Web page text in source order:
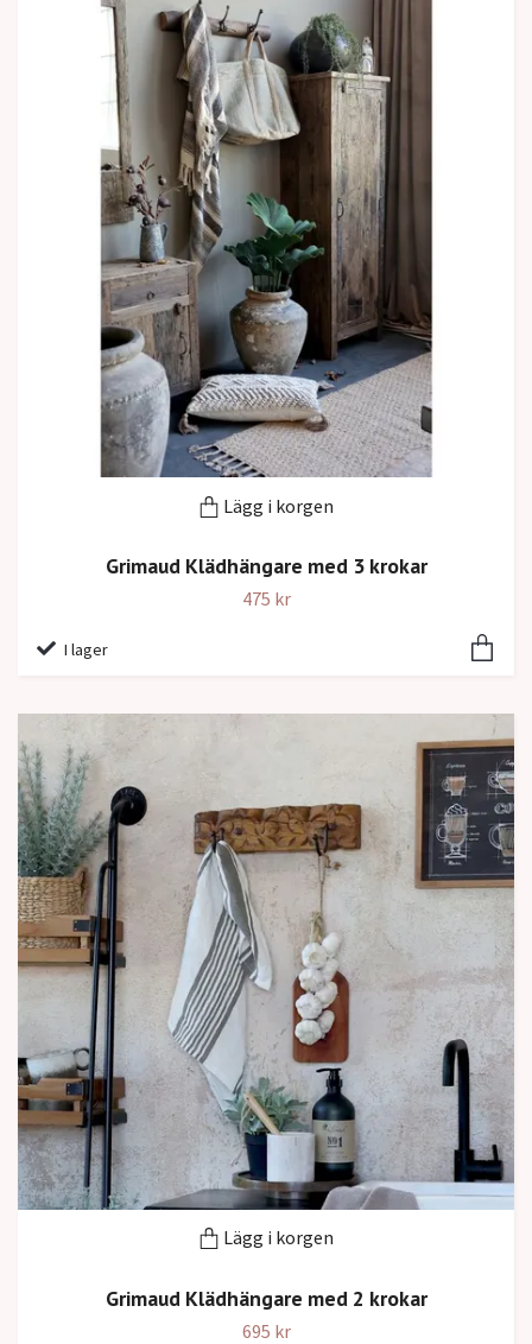
Lägg i korgen
Grimaud Klädhängare med 3 krokar
475 kr
I lager
Lägg i korgen
Grimaud Klädhängare med 2 krokar
695 kr